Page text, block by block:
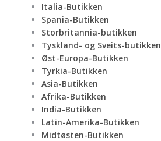
Italia-Butikken
Spania-Butikken
Storbritannia-butikken
Tyskland- og Sveits-butikken
Øst-Europa-Butikken
Tyrkia-Butikken
Asia-Butikken
Afrika-Butikken
India-Butikken
Latin-Amerika-Butikken
Midtøsten-Butikken